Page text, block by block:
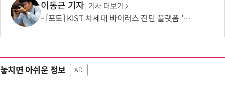
이동근 기자 기사 더보기
[포토] KIST 차세대 바이러스 진단 플랫폼 '퓨전 어세이' 개발
놓치면 아쉬운 정보 AD